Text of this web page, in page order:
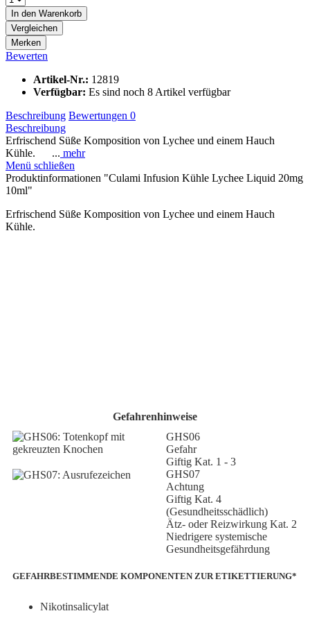
In den Warenkorb
Vergleichen
Merken
Bewerten
Artikel-Nr.: 12819
Verfügbar: Es sind noch 8 Artikel verfügbar
Beschreibung Bewertungen 0
Beschreibung
Erfrischend Süße Komposition von Lychee und einem Hauch
Kühle. ... mehr
Menü schließen
Produktinformationen "Culami Infusion Kühle Lychee Liquid 20mg
10ml"
Erfrischend Süße Komposition von Lychee und einem Hauch
Kühle.
Gefahrenhinweise
GHS06
Gefahr
Giftig Kat. 1 - 3
GHS07
Achtung
Giftig Kat. 4
(Gesundheitsschädlich)
Ätz- oder Reizwirkung Kat. 2
Niedrigere systemische
Gesundheitsgefährdung
GEFAHRBESTIMMENDE KOMPONENTEN ZUR ETIKETTIERUNG*
Nikotinsalicylat